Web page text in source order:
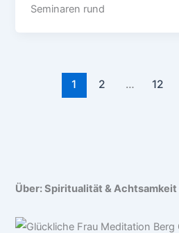
Seminaren rund
1 2 … 12
Über: Spiritualität &